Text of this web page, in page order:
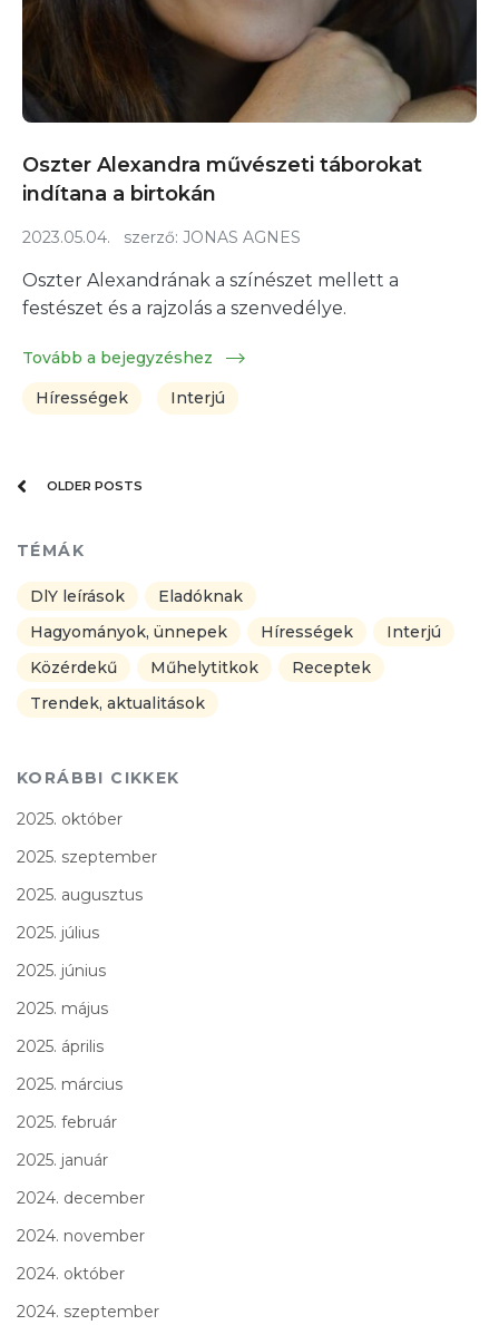
Oszter Alexandra művészeti táborokat
indítana a birtokán
2023.05.04. szerző: JONAS AGNES
Oszter Alexandrának a színészet mellett a
festészet és a rajzolás a szenvedélye.
Tovább a bejegyzéshez
Hírességek
Interjú
OLDER POSTS
TÉMÁK
DlY leírások
Eladóknak
Hagyományok, ünnepek
Hírességek
Interjú
Közérdekű
Műhelytitkok
Receptek
Trendek, aktualitások
KORÁBBI CIKKEK
2025. október
2025. szeptember
2025. augusztus
2025. július
2025. június
2025. május
2025. április
2025. március
2025. február
2025. január
2024. december
2024. november
2024. október
2024. szeptember